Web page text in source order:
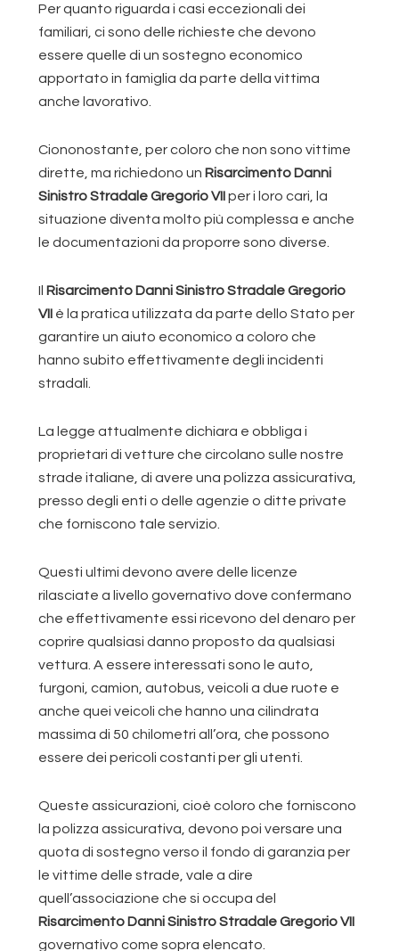
Per quanto riguarda i casi eccezionali dei
familiari, ci sono delle richieste che devono
essere quelle di un sostegno economico
apportato in famiglia da parte della vittima
anche lavorativo.
Ciononostante, per coloro che non sono vittime
dirette, ma richiedono un Risarcimento Danni
Sinistro Stradale Gregorio VIIper i loro cari, la
situazione diventa molto più complessa e anche
le documentazioni da proporre sono diverse.
Il Risarcimento Danni Sinistro Stradale Gregorio
VII è la pratica utilizzata da parte dello Stato per
garantire un aiuto economico a coloro che
hanno subito effettivamente degli incidenti
stradali.
La legge attualmente dichiara e obbliga i
proprietari di vetture che circolano sulle nostre
strade italiane, di avere una polizza assicurativa,
presso degli enti o delle agenzie o ditte private
che forniscono tale servizio.
Questi ultimi devono avere delle licenze
rilasciate a livello governativo dove confermano
che effettivamente essi ricevono del denaro per
coprire qualsiasi danno proposto da qualsiasi
vettura. A essere interessati sono le auto,
furgoni, camion, autobus, veicoli a due ruote e
anche quei veicoli che hanno una cilindrata
massima di 50 chilometri all’ora, che possono
essere dei pericoli costanti per gli utenti.
Queste assicurazioni, cioè coloro che forniscono
la polizza assicurativa, devono poi versare una
quota di sostegno verso il fondo di garanzia per
le vittime delle strade, vale a dire
quell’associazione che si occupa del
Risarcimento Danni Sinistro Stradale Gregorio VII
governativo come sopra elencato.